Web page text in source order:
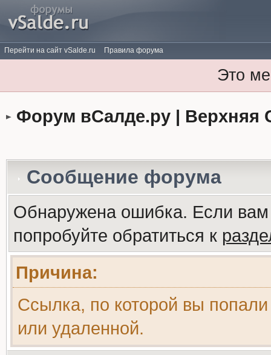
Перейти на сайт vSalde.ru Правила форума
Это
Форум вСалде.ру | Верхняя
Сообщение форума
Обнаружена ошибка. Если
попробуйте обратиться к
Причина:
Ссылка, по которой вы
или удаленной.